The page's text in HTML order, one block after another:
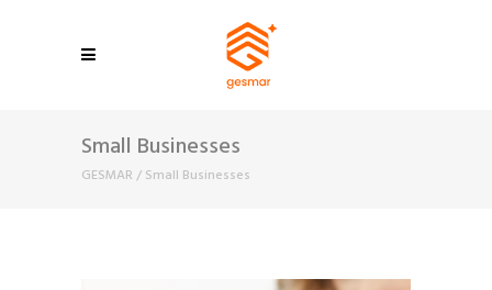
Small Businesses
GESMAR / Small Businesses